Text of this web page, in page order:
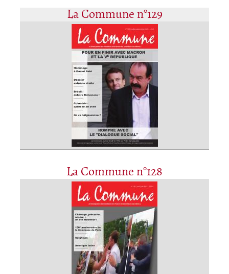
La Commune n°129
La Commune n°128